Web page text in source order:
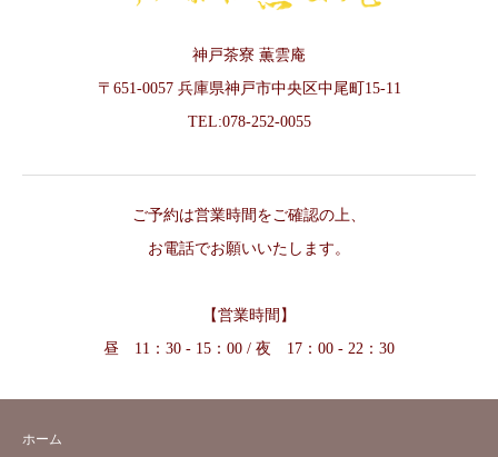
神戸茶寮 薫雲庵
〒651-0057 兵庫県神戸市中央区中尾町15-11
TEL:078-252-0055
ご予約は営業時間をご確認の上、
お電話でお願いいたします。
【営業時間】
昼 11：30 - 15：00 / 夜 17：00 - 22：30
ホーム